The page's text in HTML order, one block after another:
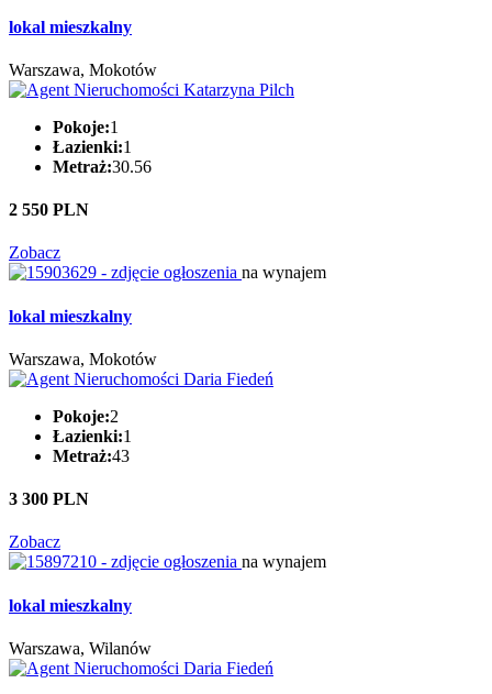
lokal mieszkalny
Warszawa, Mokotów
Pokoje:1
Łazienki:1
Metraż:30.56
2 550 PLN
Zobacz
na wynajem
lokal mieszkalny
Warszawa, Mokotów
Pokoje:2
Łazienki:1
Metraż:43
3 300 PLN
Zobacz
na wynajem
lokal mieszkalny
Warszawa, Wilanów